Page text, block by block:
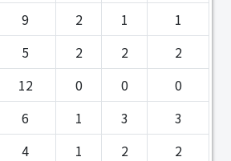
9 2 1
1
5 2 2
2
12 0 0
0
6 1 3
3
4 1 2
2